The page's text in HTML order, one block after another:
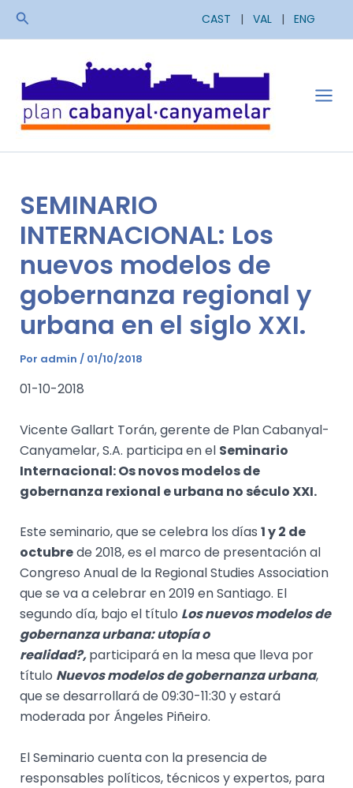
Buscar CAST | VAL | ENG
SEMINARIO
INTERNACIONAL: Los
nuevos modelos de
gobernanza regional y
urbana en el siglo XXI.
Por admin / 01/10/2018
01-10-2018
Vicente Gallart Torán, gerente de Plan Cabanyal-
Canyamelar, S.A. participa en el Seminario
Internacional: Os novos modelos de
gobernanza rexional e urbana no século XXI.
Este seminario, que se celebra los días 1 y 2 de
octubrede 2018, es el marco de presentación al
Congreso Anual de la Regional Studies Association
que se va a celebrar en 2019 en Santiago. El
segundo día, bajo el título Los nuevos modelos de
gobernanza urbana: utopía o
realidad?,participará en la mesa que lleva por
título Nuevos modelos de gobernanza urbana,
que se desarrollará de 09:30-11:30 y estará
moderada por Ángeles Piñeiro.
El Seminario cuenta con la presencia de
responsables políticos, técnicos y expertos, para